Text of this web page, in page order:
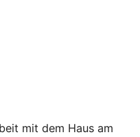
mit dem Haus am